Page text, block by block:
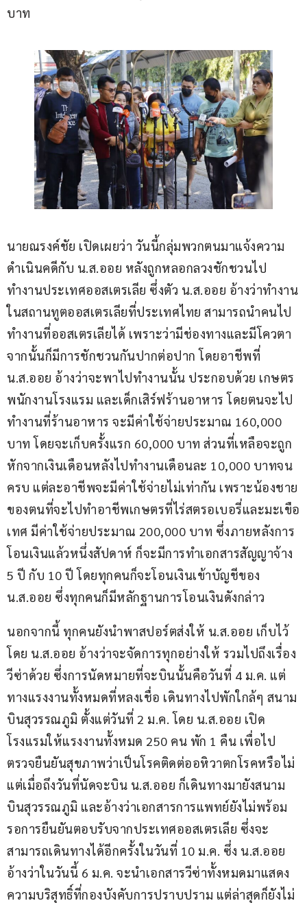
บาท
นายณรงค์ชัย เปิดเผยว่า วันนี้กลุ่มพวกตนมาแจ้งความ
ดำเนินคดีกับ น.ส.ออย หลังถูกหลอกลวงชักชวนไป
ทำงานประเทศออสเตรเลีย ซึ่งตัว น.ส.ออย อ้างว่าทำงาน
ในสถานทูตออสเตรเลียที่ประเทศไทย สามารถนำคนไป
ทำงานที่ออสเตรเลียได้ เพราะว่ามีช่องทางและมีโควตา
จากนั้นก็มีการชักชวนกันปากต่อปาก โดยอาชีพที่
น.ส.ออย อ้างว่าจะพาไปทำงานนั้น ประกอบด้วย เกษตร
พนักงานโรงแรม และเด็กเสิร์ฟร้านอาหาร โดยตนจะไป
ทำงานที่ร้านอาหาร จะมีค่าใช้จ่ายประมาณ 160,000
บาท โดยจะเก็บครั้งแรก 60,000 บาท ส่วนที่เหลือจะถูก
หักจากเงินเดือนหลังไปทำงานเดือนละ 10,000 บาทจน
ครบ แต่ละอาชีพจะมีค่าใช้จ่ายไม่เท่ากัน เพราะน้องชาย
ของตนที่จะไปทำอาชีพเกษตรที่ไร่สตรอเบอรี่และมะเขือ
เทศ มีค่าใช้จ่ายประมาณ 200,000 บาท ซึ่งภายหลังการ
โอนเงินแล้วหนึ่งสัปดาห์ ก็จะมีการทำเอกสารสัญญาจ้าง
5 ปี กับ 10 ปี โดยทุกคนก็จะโอนเงินเข้าบัญชีของ
น.ส.ออย ซึ่งทุกคนก็มีหลักฐานการโอนเงินดังกล่าว
นอกจากนี้ ทุกคนยังนำพาสปอร์ตส่งให้ น.ส.ออย เก็บไว้
โดย น.ส.ออย อ้างว่าจะจัดการทุกอย่างให้ รวมไปถึงเรื่อง
วีซ่าด้วย ซึ่งการนัดหมายที่จะบินนั้นคือวันที่ 4 ม.ค. แต่
ทางแรงงานทั้งหมดที่หลงเชื่อ เดินทางไปพักใกล้ๆ สนาม
บินสุวรรณภูมิ ตั้งแต่วันที่ 2 ม.ค. โดย น.ส.ออย เปิด
โรงแรมให้แรงงานทั้งหมด 250 คน พัก 1 คืน เพื่อไป
ตรวจยืนยันสุขภาพว่าเป็นโรคติดต่ออหิวาตกโรคหรือไม่
แต่เมื่อถึงวันที่นัดจะบิน น.ส.ออย ก็เดินทางมายังสนาม
บินสุวรรณภูมิ และอ้างว่าเอกสารการแพทย์ยังไม่พร้อม
รอการยืนยันตอบรับจากประเทศออสเตรเลีย ซึ่งจะ
สามารถเดินทางได้อีกครั้งในวันที่ 10 ม.ค. ซึ่ง น.ส.ออย
อ้างว่าในวันนี้ 6 ม.ค. จะนำเอกสารวีซ่าทั้งหมดมาแสดง
ความบริสุทธิ์ที่กองบังคับการปราบปราม แต่ล่าสุดก็ยังไม่